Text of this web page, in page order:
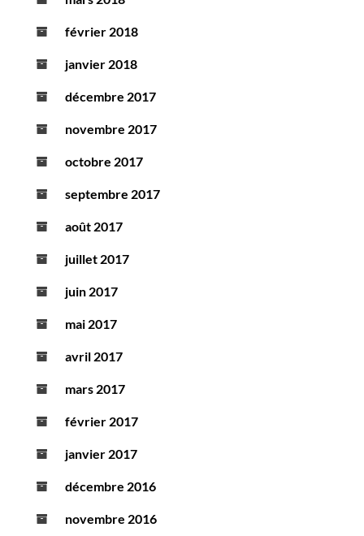
février 2018
janvier 2018
décembre 2017
novembre 2017
octobre 2017
septembre 2017
août 2017
juillet 2017
juin 2017
mai 2017
avril 2017
mars 2017
février 2017
janvier 2017
décembre 2016
novembre 2016